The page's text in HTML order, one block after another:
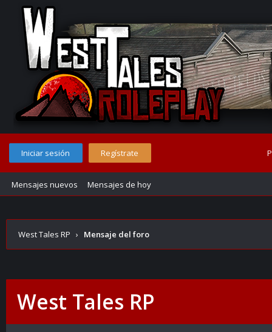
Iniciar sesión Regístrate
Mensajes nuevos Mensajes de hoy
West Tales RP › Mensaje del foro
West Tales RP